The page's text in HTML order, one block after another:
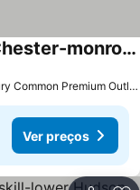
Holiday Inn Express & Suites Chester-monroe-goshen By Ihg
a 14.0 km de Woodbury Common Premium Outlets
Ver preços